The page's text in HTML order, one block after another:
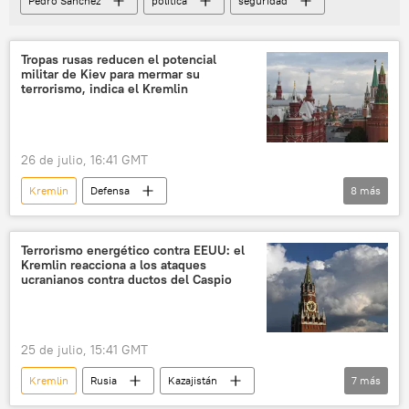
Tropas rusas reducen el potencial
militar de Kiev para mermar su
terrorismo, indica el Kremlin
26 de julio, 16:41 GMT
Kremlin
Defensa
📰 Operación rusa de desmilitarización y desnazificación de Ucrania
🛡️ Zonas de conflicto
Dmitri Peskov
Donald Trump
Ucrania
8 más
Terrorismo energético contra EEUU: el
Kremlin reacciona a los ataques
ucranianos contra ductos del Caspio
25 de julio, 15:41 GMT
Kremlin Rusia
Kazajistán
7 más